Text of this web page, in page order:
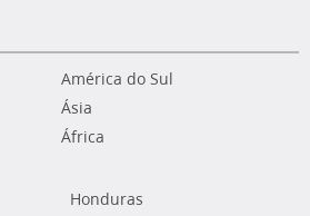
América do Sul
Ásia
África
Honduras